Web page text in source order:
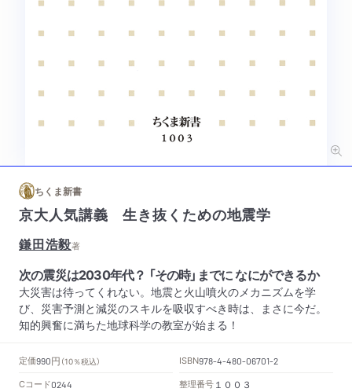
ちくま新書
京大人気講義 生き抜くための地震学
鎌田浩毅著
次の震災は2030年代？ 「その時」までに なにができるか
大災害は待ってくれない。地震と火山噴火のメカニズムを学
び、災害予測と減災のスキルを吸収すべき時は、まさに今だ。
知的興奮に満ちた地球科学の教室が始まる！
定価990円 （10％税込） ISBN978-4-480-06701-2
Cコード0244 整理番号 １００３